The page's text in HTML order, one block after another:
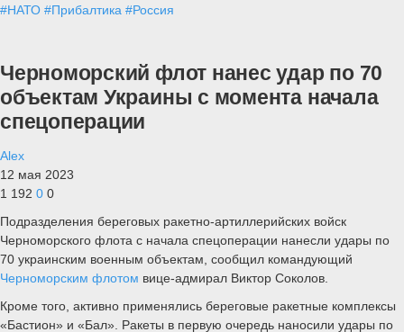
#НАТО #Прибалтика #Россия
Черноморский флот нанес удар по 70
объектам Украины с момента начала
спецоперации
Alex
12 мая 2023
1 192 0 0
Подразделения береговых ракетно-артиллерийских войск
Черноморского флота с начала спецоперации нанесли удары по
70 украинским военным объектам, сообщил командующий
Черноморским флотом вице-адмирал Виктор Соколов.
Кроме того, активно применялись береговые ракетные комплексы
«Бастион» и «Бал». Ракеты в первую очередь наносили удары по